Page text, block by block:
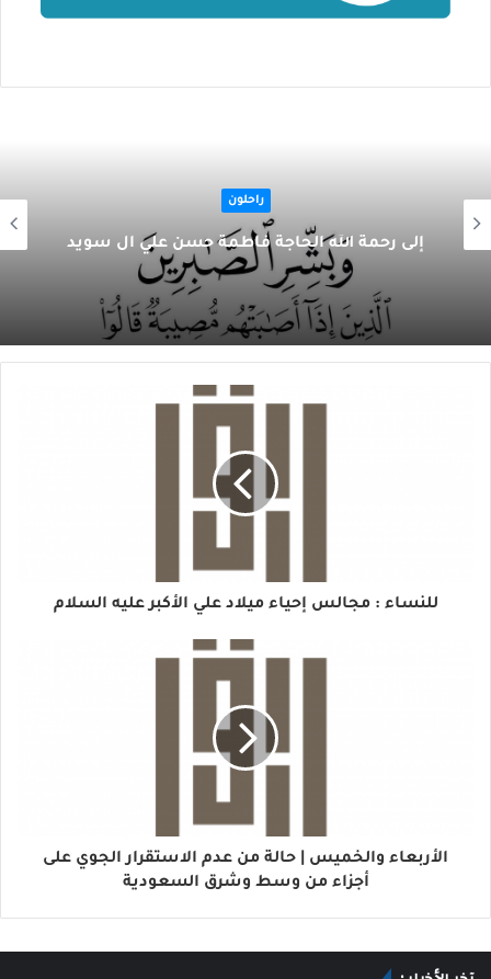
راحلون
إلى رحمة الله الحاجة فاطمة حسن علي آل سويد
للنساء : مجالس إحياء ميلاد علي الأكبر عليه السلام
الأربعاء والخميس | حالة من عدم الاستقرار الجوي على
أجزاء من وسط وشرق السعودية